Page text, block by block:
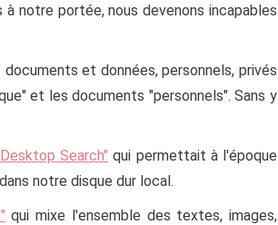
notre portée, nous devenons incapables
et données, personnels, privés
et les documents "personnels". Sans y
Search" qui permettait à l'époque
notre disque dur local.
qui mixe l'ensemble des textes, images,